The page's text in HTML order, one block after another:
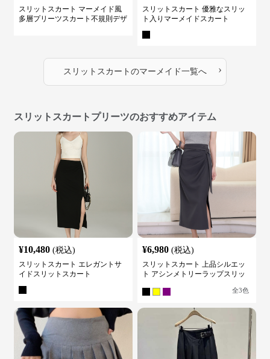
スリットスカート マーメイド風
多層プリーツスカート不規則デザ
スリットスカート 優雅なスリッ
ト入りマーメイドスカート
スリットスカート のマーメイド一覧へ ›
スリットスカートプリーツのおすすめアイテム
¥10,480 (税込)
スリットスカート エレガントサ
イドスリットスカート
¥6,980 (税込)
スリットスカート 上品シルエッ
ト アシンメトリーラップスリッ
全3色